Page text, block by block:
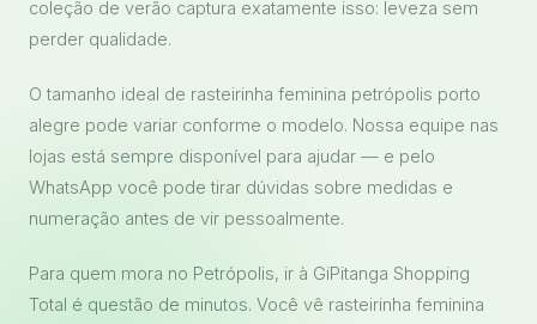
coleção de verão captura exatamente isso: leveza sem
perder qualidade.
O tamanho ideal de rasteirinha feminina petrópolis porto
alegre pode variar conforme o modelo. Nossa equipe nas
lojas está sempre disponível para ajudar — e pelo
WhatsApp você pode tirar dúvidas sobre medidas e
numeração antes de vir pessoalmente.
Para quem mora no Petrópolis, ir à GiPitanga Shopping
Total é questão de minutos. Você vê rasteirinha feminina